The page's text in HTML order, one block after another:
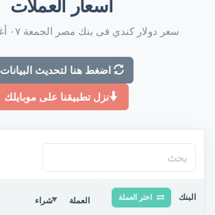
أسعار العملات
سعر دولار كندي فى بنك مصر الجمعة ٠٧ أغسطس ٢٠٢٦
اضغط هنا لتحديث البيانات
نزل تطبيقنا على موبايلك
البنك اختر العملة العملة شراء